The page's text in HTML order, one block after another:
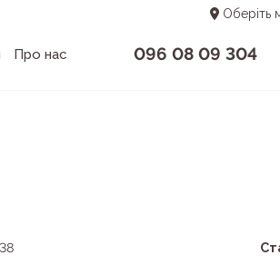
Оберіть
Про нас 096 08 09 304